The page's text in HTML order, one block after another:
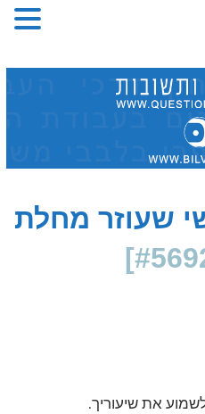
to
שעוזר מחלת
את שיעוריך.